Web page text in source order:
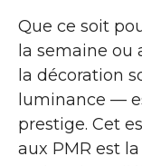
Que ce soit
la semaine ou
la décoration
luminance —
prestige. Cet
aux PMR est